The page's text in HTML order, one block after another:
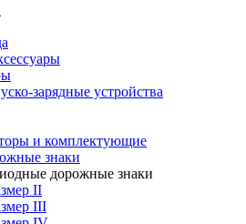
зарядные устройства
и комплектующие
знаки
дорожные знаки
II
III